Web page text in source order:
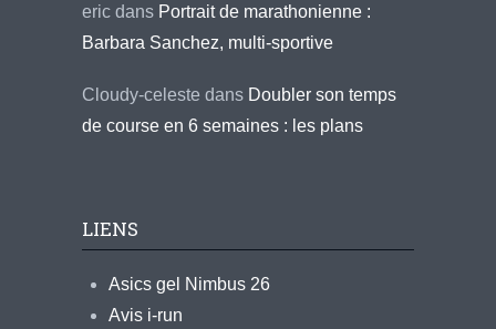
eric dans Portrait de marathonienne :
Barbara Sanchez, multi-sportive
Cloudy-celeste dans Doubler son temps
de course en 6 semaines : les plans
LIENS
Asics gel Nimbus 26
Avis i-run